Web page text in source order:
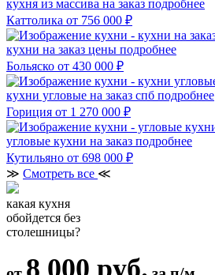
кухня из массива на заказ подробнее
Каттолика от 756 000 ₽
кухни на заказ цены подробнее
Больяско от 430 000 ₽
кухни угловые на заказ спб подробнее
Гориция от 1 270 000 ₽
угловые кухни на заказ подробнее
Кутильяно от 698 000 ₽
≫ Смотреть все ≪
какая кухня
обойдется без
столешницы?
8 000 руб.